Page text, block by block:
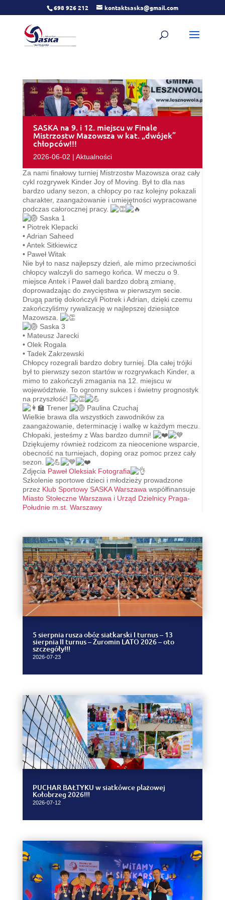
698 926 212 kontaktsaska@gmail.com
SASKA na 9. i 12. miejscu w Finale
Mistrzostw Mazowsza w kat. „dwójek”
chłopców!!!
2026-06-02 | Aktualności
Za nami finałowy turniej Mistrzostw Mazowsza oraz cały
cykl rozgrywek Kinder Joy of Moving. Był to dla nas
bardzo udany sezon, a chłopcy po raz kolejny pokazali
charakter, zaangażowanie i umiejętności wypracowane
podczas całorocznej pracy.
Saska 1
• Piotrek Klepacki
• Adrian Saheed
• Antek Sitkiewicz
• Paweł Witak
Nie był to nasz najlepszy dzień, ale mimo przeciwności
chłopcy walczyli do samego końca. W meczu o 9.
miejsce Antek i Paweł dali bardzo dobrą zmianę,
doprowadzając do zwycięstwa w pierwszym secie.
Drugą partię dokończyli Piotrek i Adrian, dzięki czemu
zakończyliśmy rywalizację w najlepszej dziesiątce
Mazowsza.
Saska 3
• Mateusz Jarecki
• Olek Rogala
• Tadek Zakrzewski
Chłopcy rozegrali bardzo dobry turniej. Dla całej trójki
był to pierwszy sezon startów w rozgrywkach Kinder, a
mimo to zakończyli zmagania na 12. miejscu w
województwie. To ogromny sukces i świetny prognostyk
na przyszłość!
Trener
Paulina Czuchaj
Wielkie brawa dla wszystkich zawodników za
zaangażowanie, determinację i walkę w każdym meczu.
Chłopaki, jesteśmy z Was bardzo dumni!
Dziękujemy również rodzicom za nieocenione wsparcie,
obecność na turniejach, doping oraz pomoc przez cały
sezon.
Zdjęcia Paweł Oleksiak Fotografia
Szkolenie sportowe dzieci i młodzieży prowadzone
przez Klub Sportowy SASKA Warszawawspółfinansuje
Miasto Stołeczne Warszawai Urząd Dzielnicy Praga-
Południe m.st. Warszawy
5 sierpnia rusza obóz siatkarski I turnus – 13
sierpnia II turnus – Żuromin LATO 2026 – oto
szczegóły!!!
2026-07-23
PUCHAR BAŁTYKU w siatkówce plażowej
Kołobrzeg 2026!!!
2026-07-12